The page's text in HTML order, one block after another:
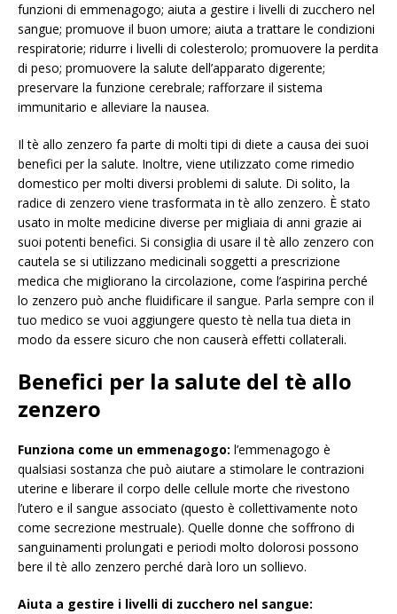
funzioni di emmenagogo; aiuta a gestire i livelli di zucchero nel
sangue; promuove il buon umore; aiuta a trattare le condizioni
respiratorie; ridurre i livelli di colesterolo; promuovere la perdita
di peso; promuovere la salute dell’apparato digerente;
preservare la funzione cerebrale; rafforzare il sistema
immunitario e alleviare la nausea.
Il tè allo zenzero fa parte di molti tipi di diete a causa dei suoi
benefici per la salute. Inoltre, viene utilizzato come rimedio
domestico per molti diversi problemi di salute. Di solito, la
radice di zenzero viene trasformata in tè allo zenzero. È stato
usato in molte medicine diverse per migliaia di anni grazie ai
suoi potenti benefici. Si consiglia di usare il tè allo zenzero con
cautela se si utilizzano medicinali soggetti a prescrizione
medica che migliorano la circolazione, come l’aspirina perché
lo zenzero può anche fluidificare il sangue. Parla sempre con il
tuo medico se vuoi aggiungere questo tè nella tua dieta in
modo da essere sicuro che non causerà effetti collaterali.
Benefici per la salute del tè allo
zenzero
Funziona come un emmenagogo: l’emmenagogo è
qualsiasi sostanza che può aiutare a stimolare le contrazioni
uterine e liberare il corpo delle cellule morte che rivestono
l’utero e il sangue associato (questo è collettivamente noto
come secrezione mestruale). Quelle donne che soffrono di
sanguinamenti prolungati e periodi molto dolorosi possono
bere il tè allo zenzero perché darà loro un sollievo.
Aiuta a gestire i livelli di zucchero nel sangue: